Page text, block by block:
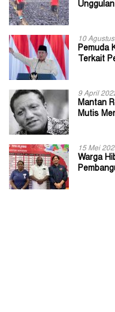
10
Pemuda
Terkait
9 April
Mantan
Mutis
15 Mei
Warga